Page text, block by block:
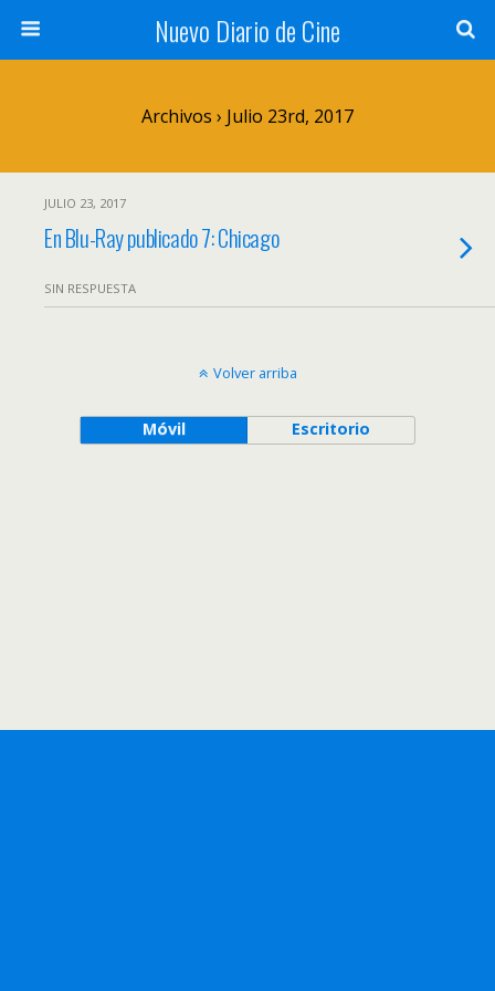
Nuevo Diario de Cine
Archivos › Julio 23rd, 2017
JULIO 23, 2017
En Blu-Ray publicado 7: Chicago
SIN RESPUESTA
Volver arriba
Móvil Escritorio